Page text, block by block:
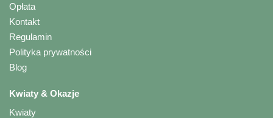
Opłata
Kontakt
Regulamin
Polityka prywatności
Blog
Kwiaty & Okazje
Kwiaty